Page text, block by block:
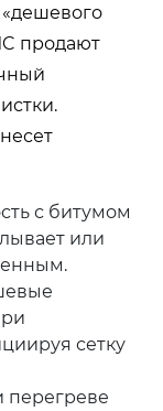
продают
с битумом
или
сетку